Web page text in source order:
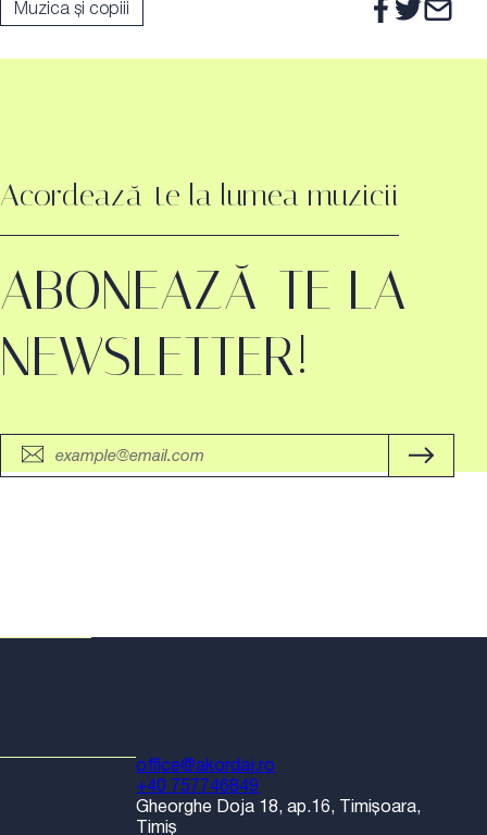
Muzica și copiii
Acordează-te la lumea muzicii
ABONEAZĂ-TE LA
NEWSLETTER!
office@akordaj.ro
+40 757746849
Gheorghe Doja 18, ap.16, Timișoara,
Timiș